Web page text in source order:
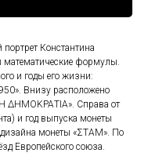
Константина
математические формулы.
и годы его жизни:
Внизу расположено
ΔΗΜΟΚΡΑΤΙΑ». Справа от
и год выпуска монеты
дизайна монеты «ΣΤΑΜ». По
Европейского союза.